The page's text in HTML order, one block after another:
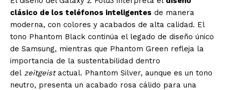
clásico de los teléfonos inteligentes de manera
moderna, con colores y acabados de alta calidad. El
tono Phantom Black continúa el legado de diseño único
de Samsung, mientras que Phantom Green refleja la
importancia de la sustentabilidad dentro
del zeitgeistactual. Phantom Silver, aunque es un tono
neutro, presenta un acabado rosa cálido para una